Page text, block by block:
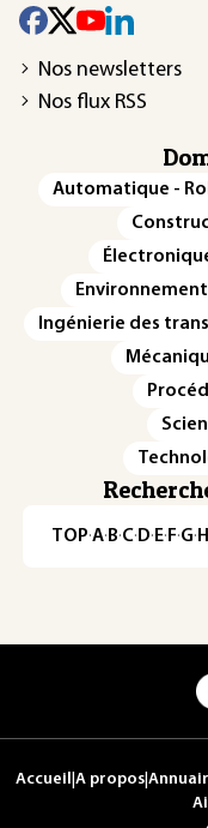
Nos newsletters
Nos flux RSS
Automatique -
Ingénierie des
TOP·A·B·C· D· E· F·G· H
Accueil A propos